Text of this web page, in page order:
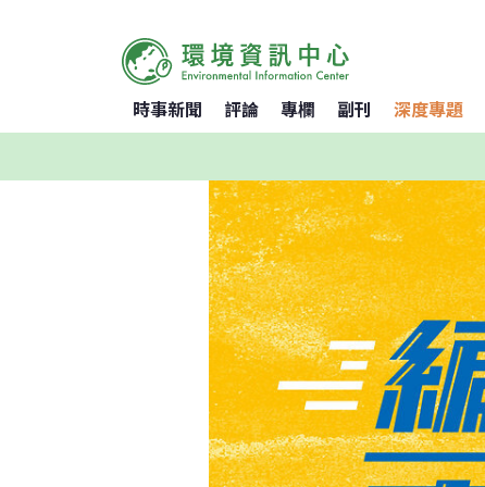
時事新聞 評論 專欄 副刊 深度專題